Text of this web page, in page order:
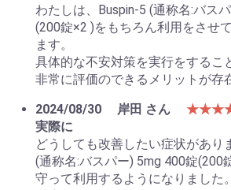
お買い物を続ける カー
わたしは、Buspin-5 (通称名:バス
(200錠×2 )をもちろん利用をさせ
ます。
具体的な不安対策を実行をするこ
非常に評価のできるメリットが存
2024/08/30
岸田 さん
実際に
どうしても改善したい症状があり
(通称名:バスパー) 5mg 400錠(200
守って利用するようになりました。